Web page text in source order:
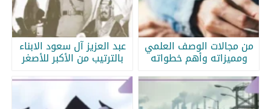
من مجالات الوصف العلمي
ومميزاته وأهم خطواته
عبد العزيز آل سعود الابناء
بالترتيب من الأكبر للأصغر